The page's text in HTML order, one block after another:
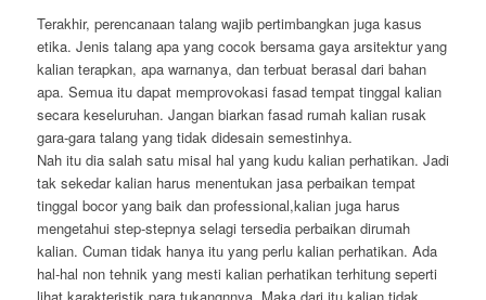
Terakhir, perencanaan talang wajib pertimbangkan juga kasus
etika. Jenis talang apa yang cocok bersama gaya arsitektur yang
kalian terapkan, apa warnanya, dan terbuat berasal dari bahan
apa. Semua itu dapat memprovokasi fasad tempat tinggal kalian
secara keseluruhan. Jangan biarkan fasad rumah kalian rusak
gara-gara talang yang tidak didesain semestinhya.
Nah itu dia salah satu misal hal yang kudu kalian perhatikan. Jadi
tak sekedar kalian harus menentukan jasa perbaikan tempat
tinggal bocor yang baik dan professional,kalian juga harus
mengetahui step-stepnya selagi tersedia perbaikan dirumah
kalian. Cuman tidak hanya itu yang perlu kalian perhatikan. Ada
hal-hal non tehnik yang mesti kalian perhatikan terhitung seperti